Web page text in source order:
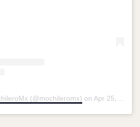
(@mochileromx) on Apr 25, 2017 at 8:27pm PDT